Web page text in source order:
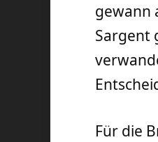
gewann
Sargent
Für die